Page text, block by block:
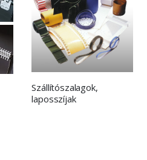
Szállítószalagok,
laposszíjak